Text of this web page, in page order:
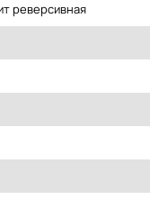
реверсивная